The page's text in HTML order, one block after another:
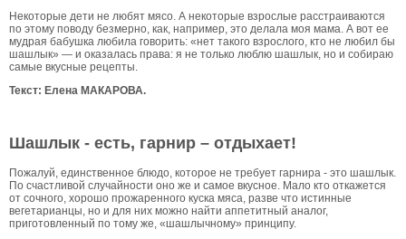
Некоторые дети не любят мясо. А некоторые взрослые расстраиваются
по этому поводу безмерно, как, например, это делала моя мама. А вот ее
мудрая бабушка любила говорить: «нет такого взрослого, кто не любил бы
шашлык» — и оказалась права: я не только люблю шашлык, но и собираю
самые вкусные рецепты.
Текст: Елена МАКАРОВА.
Шашлык - есть, гарнир – отдыхает!
Пожалуй, единственное блюдо, которое не требует гарнира - это шашлык.
По счастливой случайности оно же и самое вкусное. Мало кто откажется
от сочного, хорошо прожаренного куска мяса, разве что истинные
вегетарианцы, но и для них можно найти аппетитный аналог,
приготовленный по тому же, «шашлычному» принципу.